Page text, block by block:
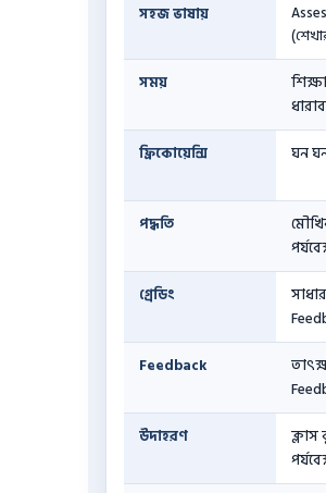
সহজ ভাষায়
সময়
ফ্রিকোয়েন্সি
ঘন ঘন
পদ্ধতি
গ্রেডিং
Feedback
উদাহরণ
ক্লাস